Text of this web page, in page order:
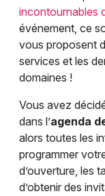
incontournables
événement, ce
vous proposent
services et les
domaines !
Vous avez
dans l’agenda
alors toutes les
programmer
d’ouverture, les
d’obtenir des